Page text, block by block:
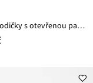
Kožené lodičky s otevřenou patou